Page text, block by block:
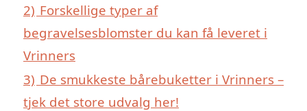
2) Forskellige typer af
begravelsesblomster du kan få leveret i
Vrinners
3) De smukkeste bårebuketter i Vrinners –
tjek det store udvalg her!